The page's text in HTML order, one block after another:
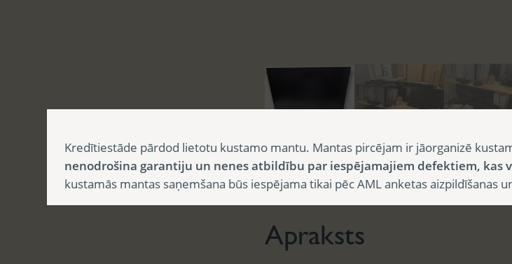
Apraksts Papildu informācija
Apraksts
Kredītiestāde pārdod lietotu kustamo mantu. Mantas pircējam ir jāorganizē
nenodrošina garantiju un nenes atbildību par iespējamajiem defektiem, kas
kustamās mantas saņemšana būs iespējama tikai pēc AML anketas aizpildīšanas